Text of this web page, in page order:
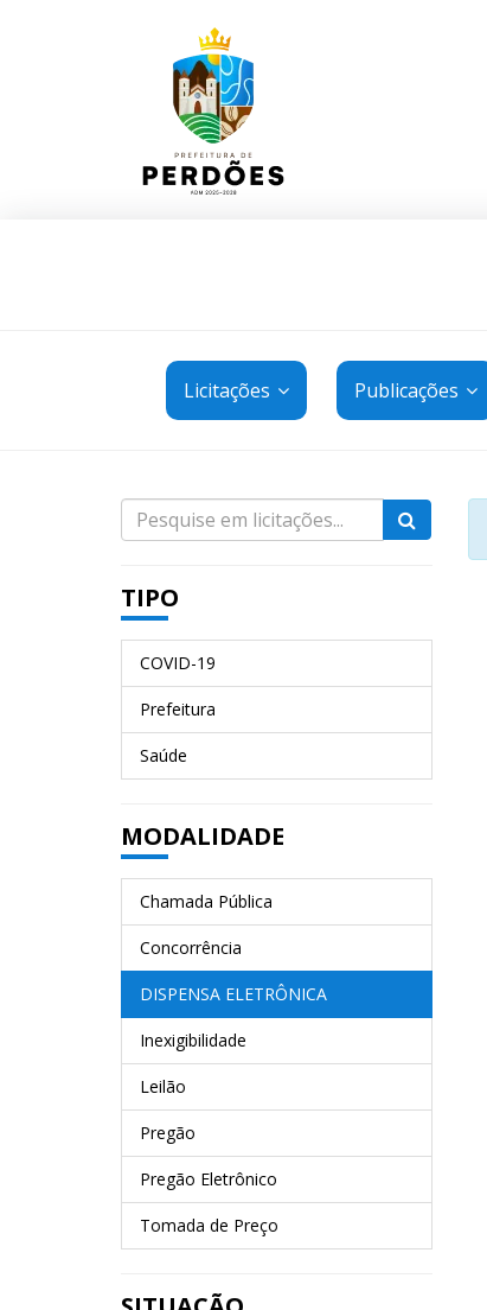
Licitações Publicações
TIPO
COVID-19
Prefeitura
Saúde
MODALIDADE
Chamada Pública
Concorrência
DISPENSA ELETRÔNICA
Inexigibilidade
Leilão
Pregão
Pregão Eletrônico
Tomada de Preço